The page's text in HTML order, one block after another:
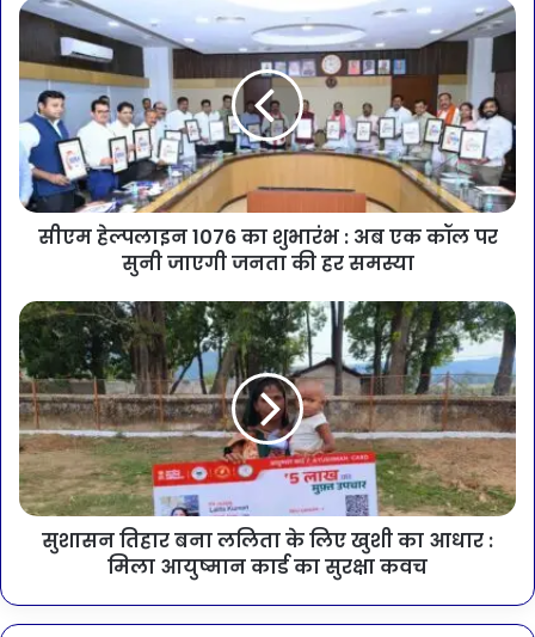
सीएम हेल्पलाइन 1076 का शुभारंभ : अब एक कॉल पर
सुनी जाएगी जनता की हर समस्या
सुशासन तिहार बना ललिता के लिए खुशी का आधार :
मिला आयुष्मान कार्ड का सुरक्षा कवच